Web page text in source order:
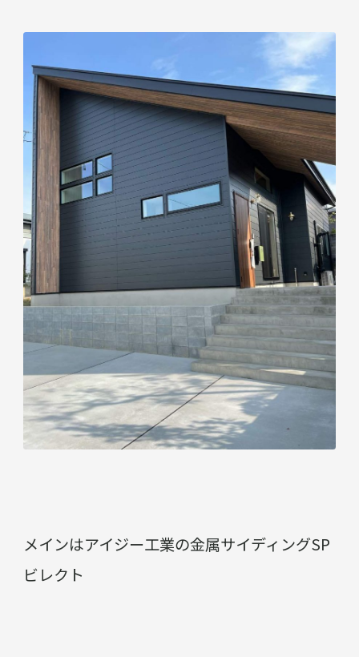
メインはアイジー工業の金属サイディングSP
ビレクト